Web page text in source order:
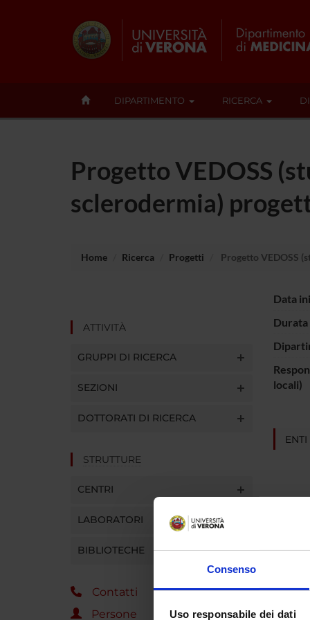
Consenso
Uso responsabile dei dati
DIPARTIMENTO RICERCA
Progetto VEDOSS
sclerodermia)
Home Ricerca Progetti Progetto VEDOSS
ATTIVITÀ
GRUPPI DI RICERCA
SEZIONI
DOTTORATI DI RICERCA
STRUTTURE
CENTRI
LABORATORI
BIBLIOTECHE
Contatti
Persone
Data
Durata
locali)